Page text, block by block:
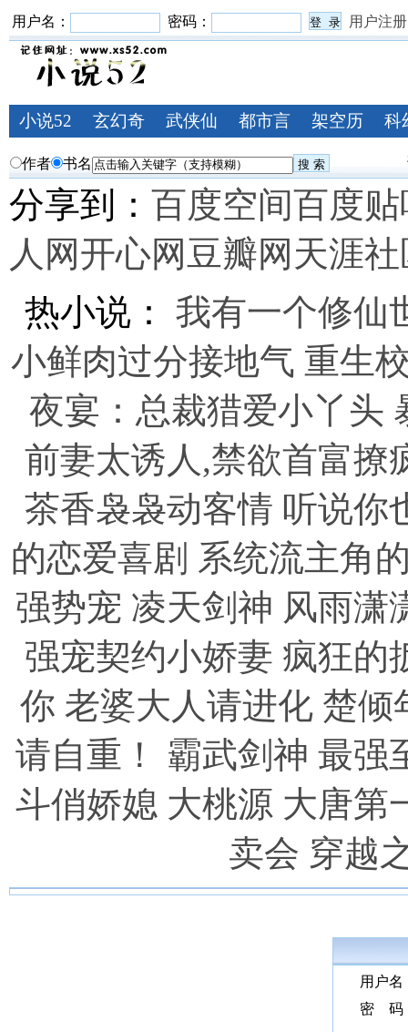
用户名： 密码： 用户注册
小说52
玄幻奇
幻
武侠仙
侠
都市言
情
架空历
史
科
作者 书名
分享到： 百度空间百度贴
人网开心网 豆瓣网 天涯
热小说： 我有一个修仙
小鲜肉过分接地气 重生
夜宴：总裁猎爱小丫头
前妻太诱人,禁欲首富撩
茶香袅袅动客情 听说你
的恋爱喜剧 系统流主角
强势宠 凌天剑神 风雨潇
强宠契约小娇妻 疯狂的
你 老婆大人请进化 楚倾
请自重！
霸武剑神 最强
斗俏娇媳 大桃源 大唐第
卖会 穿越
用户名
密 码